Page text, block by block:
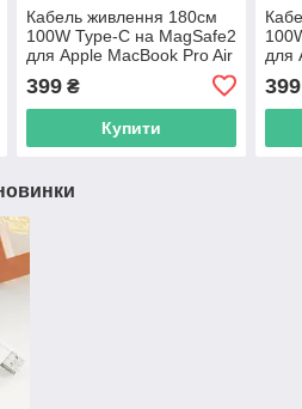
Кабель живлення 180см
100W Type-C на MagSafe2
для Apple MacBook Pro Air
399₴
Купити
для
399